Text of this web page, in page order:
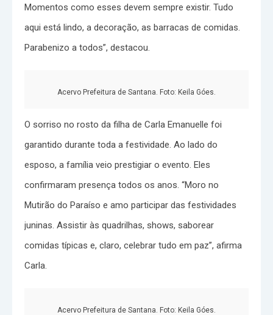
Momentos como esses devem sempre existir. Tudo
aqui está lindo, a decoração, as barracas de comidas.
Parabenizo a todos”, destacou.
Acervo Prefeitura de Santana. Foto: Keila Góes.
O sorriso no rosto da filha de Carla Emanuelle foi
garantido durante toda a festividade. Ao lado do
esposo, a família veio prestigiar o evento. Eles
confirmaram presença todos os anos. “Moro no
Mutirão do Paraíso e amo participar das festividades
juninas. Assistir às quadrilhas, shows, saborear
comidas típicas e, claro, celebrar tudo em paz”, afirma
Carla.
Acervo Prefeitura de Santana. Foto: Keila Góes.